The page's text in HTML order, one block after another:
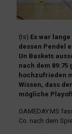
(ts) Es war
dessen Pendel
Un Baskets
nach dem 89:75
hochzufrieden
Wissen, dass
mögliche
GAMEDAY.MS
Co. nach dem